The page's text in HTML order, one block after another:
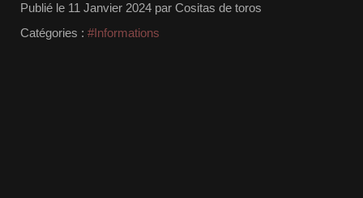
Publié le 11 Janvier 2024 par Cositas de toros
Catégories : #Informations